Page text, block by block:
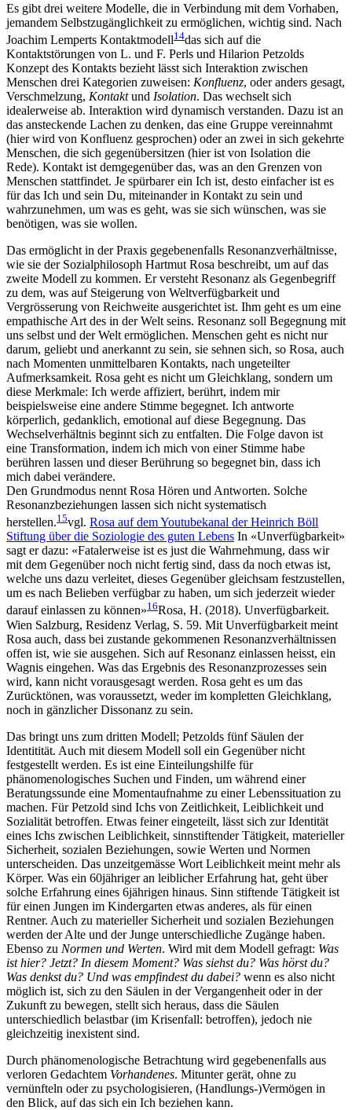
Es gibt drei weitere Modelle, die in Verbindung mit dem Vorhaben,
jemandem Selbstzugänglichkeit zu ermöglichen, wichtig sind. Nach
Joachim Lemperts Kontaktmodell14das sich auf die
Kontaktstörungen von L. und F. Perls und Hilarion Petzolds
Konzept des Kontakts bezieht lässt sich Interaktion zwischen
Menschen drei Kategorien zuweisen: Konfluenz, oder anders gesagt,
Verschmelzung, Kontaktund Isolation. Das wechselt sich
idealerweise ab. Interaktion wird dynamisch verstanden. Dazu ist an
das ansteckende Lachen zu denken, das eine Gruppe vereinnahmt
(hier wird von Konfluenz gesprochen) oder an zwei in sich gekehrte
Menschen, die sich gegenübersitzen (hier ist von Isolation die
Rede). Kontakt ist demgegenüber das, was an den Grenzen von
Menschen stattfindet. Je spürbarer ein Ich ist, desto einfacher ist es
für das Ich und sein Du, miteinander in Kontakt zu sein und
wahrzunehmen, um was es geht, was sie sich wünschen, was sie
benötigen, was sie wollen.
Das ermöglicht in der Praxis gegebenenfalls Resonanzverhältnisse,
wie sie der Sozialphilosoph Hartmut Rosa beschreibt, um auf das
zweite Modell zu kommen. Er versteht Resonanz als Gegenbegriff
zu dem, was auf Steigerung von Weltverfügbarkeit und
Vergrösserung von Reichweite ausgerichtet ist. Ihm geht es um eine
empathische Art des in der Welt seins. Resonanz soll Begegnung mit
uns selbst und der Welt ermöglichen. Menschen geht es nicht nur
darum, geliebt und anerkannt zu sein, sie sehnen sich, so Rosa, auch
nach Momenten unmittelbaren Kontakts, nach ungeteilter
Aufmerksamkeit. Rosa geht es nicht um Gleichklang, sondern um
diese Merkmale: Ich werde affiziert, berührt, indem mir
beispielsweise eine andere Stimme begegnet. Ich antworte
körperlich, gedanklich, emotional auf diese Begegnung. Das
Wechselverhältnis beginnt sich zu entfalten. Die Folge davon ist
eine Transformation, indem ich mich von einer Stimme habe
berühren lassen und dieser Berührung so begegnet bin, dass ich
mich dabei verändere.
Den Grundmodus nennt Rosa Hören und Antworten. Solche
Resonanzbeziehungen lassen sich nicht systematisch
herstellen.15vgl. Rosa auf dem Youtubekanal der Heinrich Böll
Stiftung über die Soziologie des guten Lebens In «Unverfügbarkeit»
sagt er dazu: «Fatalerweise ist es just die Wahrnehmung, dass wir
mit dem Gegenüber noch nicht fertig sind, dass da noch etwas ist,
welche uns dazu verleitet, dieses Gegenüber gleichsam festzustellen,
um es nach Belieben verfügbar zu haben, um sich jederzeit wieder
darauf einlassen zu können»16Rosa, H. (2018). Unverfügbarkeit.
Wien Salzburg, Residenz Verlag, S. 59. Mit Unverfügbarkeit meint
Rosa auch, dass bei zustande gekommenen Resonanzverhältnissen
offen ist, wie sie ausgehen. Sich auf Resonanz einlassen heisst, ein
Wagnis eingehen. Was das Ergebnis des Resonanzprozesses sein
wird, kann nicht vorausgesagt werden. Rosa geht es um das
Zurücktönen, was voraussetzt, weder im kompletten Gleichklang,
noch in gänzlicher Dissonanz zu sein.
Das bringt uns zum dritten Modell; Petzolds fünf Säulen der
Identitität. Auch mit diesem Modell soll ein Gegenüber nicht
festgestellt werden. Es ist eine Einteilungshilfe für
phänomenologisches Suchen und Finden, um während einer
Beratungssunde eine Momentaufnahme zu einer Lebenssituation zu
machen. Für Petzold sind Ichs von Zeitlichkeit, Leiblichkeit und
Sozialität betroffen. Etwas feiner eingeteilt, lässt sich zur Identität
eines Ichs zwischen Leiblichkeit, sinnstiftender Tätigkeit, materieller
Sicherheit, sozialen Beziehungen, sowie Werten und Normen
unterscheiden. Das unzeitgemässe Wort Leiblichkeit meint mehr als
Körper. Was ein 60jähriger an leiblicher Erfahrung hat, geht über
solche Erfahrung eines 6jährigen hinaus. Sinn stiftende Tätigkeit ist
für einen Jungen im Kindergarten etwas anderes, als für einen
Rentner. Auch zu materieller Sicherheit und sozialen Beziehungen
werden der Alte und der Junge unterschiedliche Zugänge haben.
Ebenso zu Normen und Werten. Wird mit dem Modell gefragt: Was
ist hier? Jetzt? In diesem Moment? Was siehst du? Was hörst du?
Was denkst du? Und was empfindest du dabei? wenn es also nicht
möglich ist, sich zu den Säulen in der Vergangenheit oder in der
Zukunft zu bewegen, stellt sich heraus, dass die Säulen
unterschiedlich belastbar (im Krisenfall: betroffen), jedoch nie
gleichzeitig inexistent sind.
Durch phänomenologische Betrachtung wird gegebenenfalls aus
verloren Gedachtem Vorhandenes. Mitunter gerät, ohne zu
vernünfteln oder zu psychologisieren, (Handlungs-)Vermögen in
den Blick, auf das sich ein Ich beziehen kann.